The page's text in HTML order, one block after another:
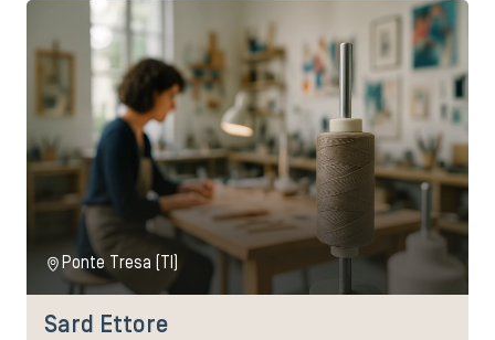
Ponte Tresa (TI)
Sard Ettore